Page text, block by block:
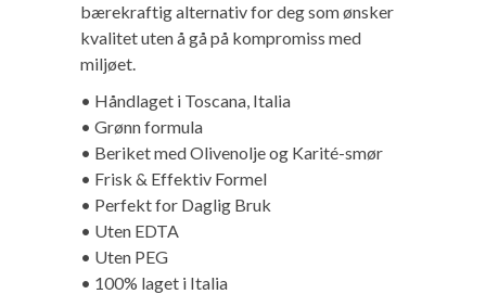
bærekraftig alternativ for deg som ønsker
kvalitet uten å gå på kompromiss med
miljøet.
• Håndlaget i Toscana, Italia
• Grønn formula
• Beriket med Olivenolje og Karité-smør
• Frisk & Effektiv Formel
• Perfekt for Daglig Bruk
• Uten EDTA
• Uten PEG
• 100% laget i Italia